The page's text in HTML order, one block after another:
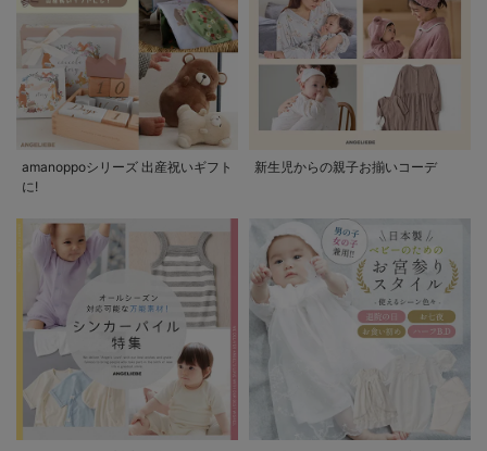
amanoppoシリーズ 出産祝いギフト
に!
新生児からの親子お揃いコーデ